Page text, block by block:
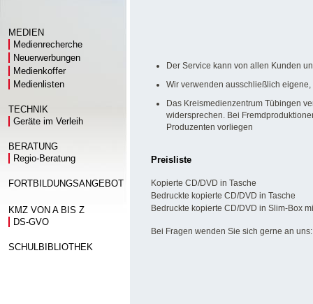
MEDIEN
Medienrecherche
Neuerwerbungen
Medienkoffer
Medienlisten
TECHNIK
Geräte im Verleih
BERATUNG
Regio-Beratung
FORTBILDUNGSANGEBOT
KMZ VON A BIS Z
DS-GVO
SCHULBIBLIOTHEK
Der Service kann von allen Kunden
Wir verwenden ausschließlich
Das Kreismedienzentrum Tübingen
widersprechen. Bei
Produzenten vorliegen
Preisliste
Kopierte CD/DVD in Tasche
Bedruckte kopierte CD/DVD in Tasche
Bedruckte kopierte CD/DVD in Slim-Box
Bei Fragen wenden Sie sich gerne an